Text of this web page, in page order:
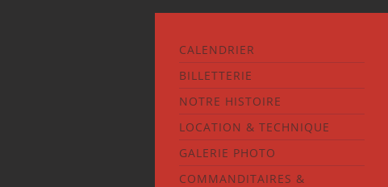
CALENDRIER
BILLETTERIE
NOTRE HISTOIRE
LOCATION & TECHNIQUE
GALERIE PHOTO
COMMANDITAIRES &